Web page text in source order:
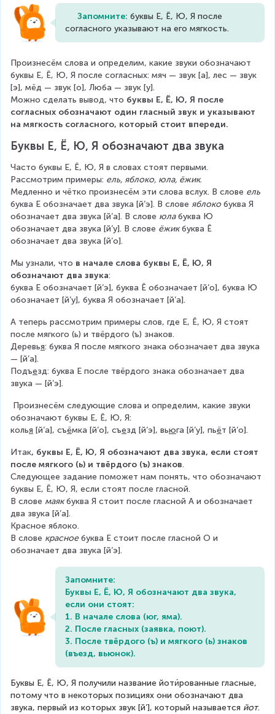
Запомните: буквы Е, Ё, Ю, Я после
согласного указывают на его мягкость.
Произнесём слова и определим, какие звуки обозначают
буквы Е, Ё, Ю, Я после согласных: мяч — звук [а], лес — звук
[э], мёд — звук [о], Люба — звук [у].
Можно сделать вывод, что буквы Е, Ё, Ю, Я после
согласных обозначают один гласный звук и указывают
на мягкость согласного, который стоит впереди.
Буквы Е, Ё, Ю, Я обозначают два звука
Часто буквы Е, Ё, Ю, Я в словах стоят первыми.
Рассмотрим примеры: ель, яблоко, юла, ёжик.
Медленно и чётко произнесём эти слова вслух. В слове ель
буква Е обозначает два звука [й’э]. В слове яблоко буква Я
обозначает два звука [й’а]. В слове юла буква Ю
обозначает два звука [й’у]. В слове ёжик буква Ё
обозначает два звука [й’о].
Мы узнали, что в начале слова буквы Е, Ё, Ю, Я
обозначают два звука:
буква Е обозначает [й’э], буква Ё обозначает [й’о], буква Ю
обозначает [й’у], буква Я обозначает [й’а].
А теперь рассмотрим примеры слов, где Е, Ё, Ю, Я стоят
после мягкого (ь) и твёрдого (ъ) знаков.
Деревья: буква Я после мягкого знака обозначает два звука
— [й’а].
Подъезд: буква Е после твёрдого знака обозначает два
звука — [й’э].
Произнесём следующие слова и определим, какие звуки
обозначают буквы Е, Ё, Ю, Я:
колья [й’а], съёмка [й’о], съезд [й’э], вьюга [й’у], пьёт [й’о].
Итак, буквы Е, Ё, Ю, Я обозначают два звука, если стоят
после мягкого (ь) и твёрдого (ъ) знаков.
Следующее задание поможет нам понять, что обозначают
буквы Е, Ё, Ю, Я, если стоят после гласной.
В слове маяк буква Я стоит после гласной А и обозначает
два звука [й’а].
Красное яблоко.
В слове красное буква Е стоит после гласной О и
обозначает два звука [й’э].
Запомните:
Буквы Е, Ё, Ю, Я обозначают два звука,
если они стоят:
1. В начале слова (юг, яма).
2. После гласных (заявка, поют).
3. После твёрдого (ъ) и мягкого (ь) знаков
(въезд, вьюнок).
Буквы Е, Ё, Ю, Я получили название йоти́рованные гласные,
потому что в некоторых позициях они обозначают два
звука, первый из которых звук [й’], который называется йот.